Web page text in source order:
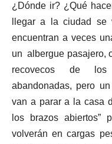
¿Dónde ir? ¿Qué
llegar a la ciudad se
encuentran a veces
un albergue pasajero,
recovecos de los
abandonadas, pero
van a parar a la casa
los brazos
volverán en cargas